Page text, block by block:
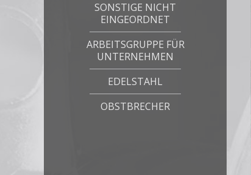
SONSTIGE NICHT
EINGEORDNET
ARBEITSGRUPPE FÜR
UNTERNEHMEN
EDELSTAHL
OBSTBRECHER